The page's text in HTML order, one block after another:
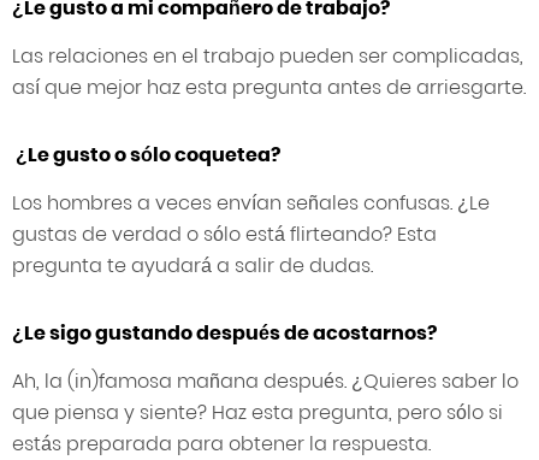
¿Le gusto a mi compañero de trabajo?
Las relaciones en el trabajo pueden ser complicadas,
así que mejor haz esta pregunta antes de arriesgarte.
¿Le gusto o sólo coquetea?
Los hombres a veces envían señales confusas. ¿Le
gustas de verdad o sólo está flirteando? Esta
pregunta te ayudará a salir de dudas.
¿Le sigo gustando después de acostarnos?
Ah, la (in)famosa mañana después. ¿Quieres saber lo
que piensa y siente? Haz esta pregunta, pero sólo si
estás preparada para obtener la respuesta.